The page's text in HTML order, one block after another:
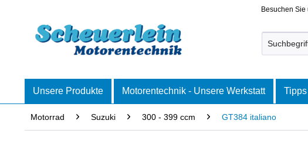
Besuchen
Unsere Produkte Motorentechnik - Unsere Werkstatt
Motorrad Suzuki 300 - 399 ccm GT384 italiano